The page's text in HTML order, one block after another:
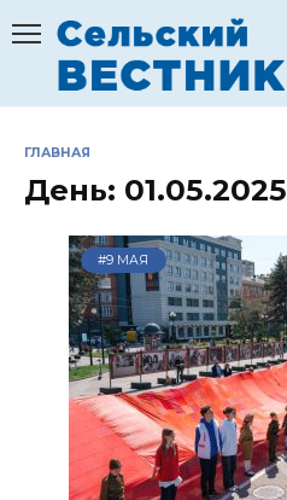
содержанию
ГЛАВНАЯ
День: 01.05.2025
#9 МАЯ